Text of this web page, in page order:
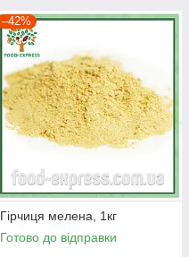
–42%
Гірчиця мелена, 1кг
Готово до відправки